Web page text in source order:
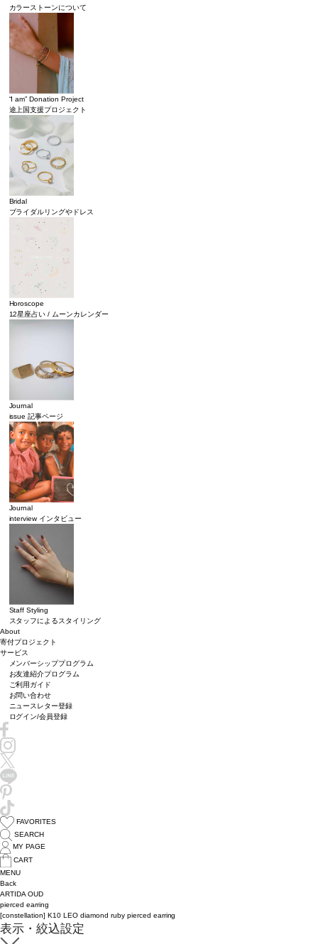
カラーストーンについて
“I am” Donation Project
途上国支援プロジェクト
Bridal
ブライダルリングやドレス
Horoscope
12星座占い / ムーンカレンダー
Journal
issue 記事ページ
Journal
interview インタビュー
Staff Styling
スタッフによるスタイリング
About
寄付プロジェクト
サービス
メンバーシッププログラム
お友達紹介プログラム
ご利用ガイド
お問い合わせ
ニュースレター登録
ログイン/会員登録
FAVORITES
SEARCH
MY PAGE
CART
MENU
Back
ARTIDA OUD
pierced earring
[constellation] K10 LEO diamond ruby pierced earring
表示・絞込設定